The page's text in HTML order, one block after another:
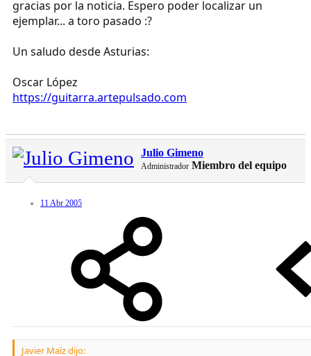
gracias por la noticia. Espero poder localizar un
ejemplar... a toro pasado :?
Un saludo desde Asturias:
Oscar López
https://guitarra.artepulsado.com
Julio Gimeno
Administrador Miembro del equipo
11 Abr 2005
Javier Maíz dijo: